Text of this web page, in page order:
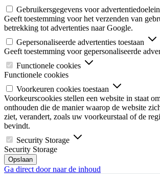
Gebruikersgegevens voor
Geeft toestemming voor het verzenden van
betrekking tot advertenties naar Google.
Gepersonaliseerde advertenties toestaan
Geeft toestemming voor gepersonaliseerde
Functionele cookies
Functionele cookies
Voorkeuren cookies toestaan
Voorkeurscookies stellen een website in staat
onthouden die de manier waarop de website
ziet, verandert, zoals uw voorkeurstaal of de
bevindt.
Security Storage
Security Storage
Opslaan
Ga direct door naar de inhoud